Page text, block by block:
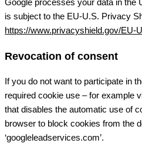
Google processes your data in the
is subject to the EU-U.S. Privacy
https://www.privacyshield.gov/EU-
Revocation of consent
If you do not want to participate in
required cookie use – for example
that disables the automatic use of
browser to block cookies from the
‘googleleadservices.com’.